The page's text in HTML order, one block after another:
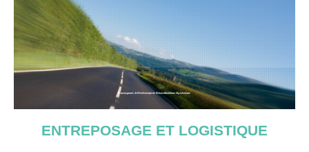
Transport Affrètement Distribution Systems
ENTREPOSAGE ET LOGISTIQUE